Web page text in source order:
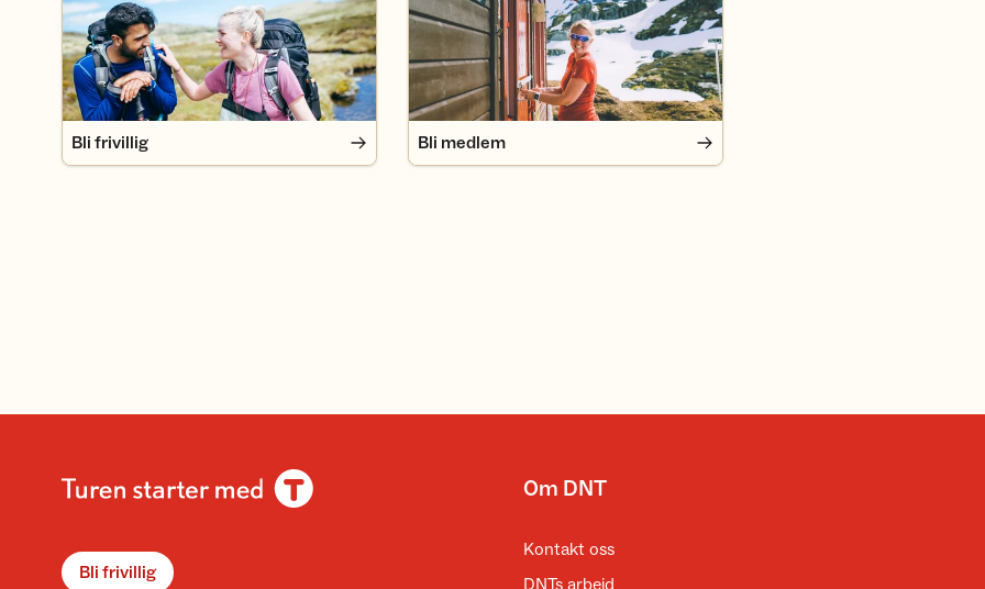
Bli frivillig Bli medlem
Bli frivillig
Om DNT
Kontakt oss
DNTs arbeid